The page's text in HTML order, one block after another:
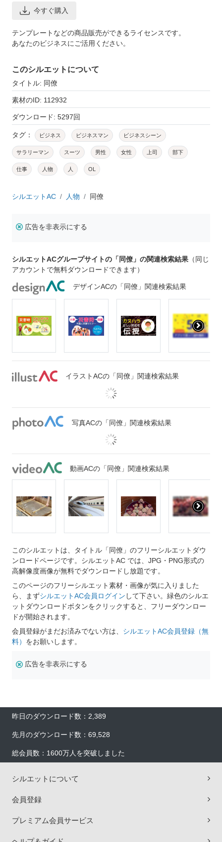
今すぐ購入
テンプレートなどの商品販売ができるライセンスです。
あなたのビジネスにご活用ください。
このシルエットについて
タイトル: 同僚
素材のID: 112932
ダウンロード: 5297回
タグ： ビジネス ビジネスマン ビジネスシーン
サラリーマン スーツ 男性 女性 上司 部下
仕事 人物 人 OL
シルエットAC 人物 同僚
広告を非表示にする
シルエットACグループサイトの「同僚」の関連検索結果 （同じ
アカウントで無料ダウンロードできます）
デザインACの「同僚」関連検索結果
イラストACの「同僚」関連検索結果
写真ACの「同僚」関連検索結果
動画ACの「同僚」関連検索結果
このシルエットは、タイトル「同僚」のフリーシルエットダウ
ンロードページです。シルエットAC では、JPG・PNG形式の
高解像度画像が無料でダウンロードし放題です。
このページのフリーシルエット素材・画像が気に入りました
ら、まずシルエットAC会員ログイン して下さい。緑色のシルエ
ットダウンロードボタンをクリックすると、フリーダウンロー
ドが開始されます。
会員登録がまだお済みでない方は、 シルエットAC会員登録（無
料） をお願いします。
広告を非表示にする
昨日のダウンロード数：2,389
先月のダウンロード数：69,528
総会員数：1600万人を突破しました
シルエットについて
会員登録
プレミアム会員サービス